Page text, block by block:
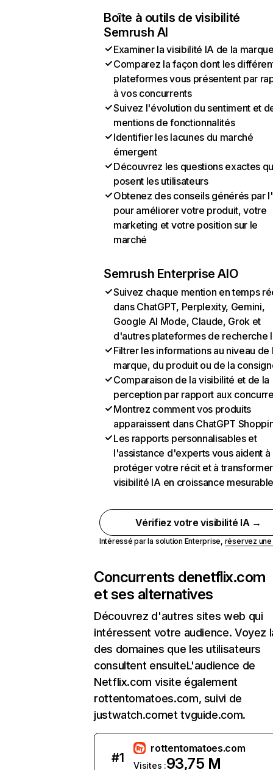
Boîte à outils de visibilité
Semrush AI
Examiner la visibilité IA de la
Comparez la façon dont les
plateformes vous présentent par
à vos concurrents
Suivez l'évolution du sentiment et
mentions de fonctionnalités
Identifier les lacunes du marché
émergent
Découvrez les questions exactes
posent les utilisateurs
Obtenez des conseils générés par
pour améliorer votre produit, votre
marketing et votre position sur le
marché
Semrush Enterprise AIO
Suivez chaque mention en temps
dans ChatGPT, Perplexity, Gemini,
Google AI Mode, Claude, Grok et
d'autres plateformes de recherche
Filtrer les informations au niveau de
marque, du produit ou de la
Comparaison de la visibilité et de la
perception par rapport aux
Montrez comment vos produits
apparaissent dans ChatGPT
Les rapports personnalisables et
l'assistance d'experts vous aident à
protéger votre récit et à
visibilité IA en croissance
Vérifiez votre visibilité IA →
Intéressé par la solution Enterprise, réservez
Concurrents denetflix.com
et ses alternatives
Découvrez d'autres sites web qui
intéressent votre audience. Voyez
des domaines que les utilisateurs
consultent ensuiteL'audience de
Netflix.com visite également
rottentomatoes.com, suivi de
justwatch.comet tvguide.com.
#1
rottentomatoes.com
Visites :93,75 M